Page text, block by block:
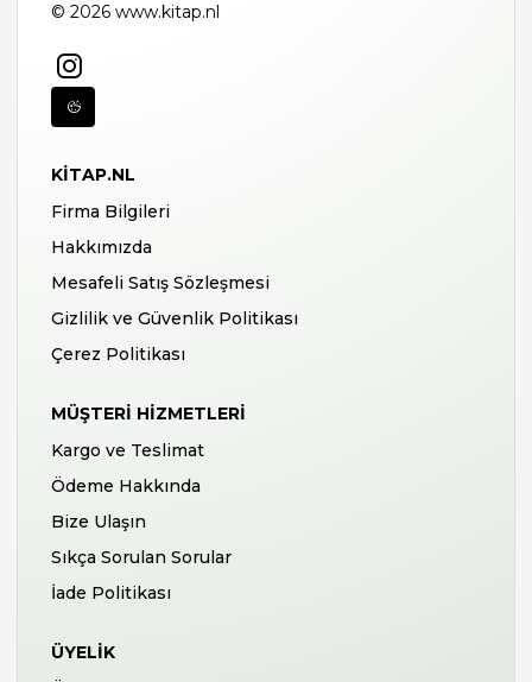
© 2026 www.kitap.nl
KITAP.NL
Firma Bilgileri
Hakkımızda
Mesafeli Satış Sözleşmesi
Gizlilik ve Güvenlik Politikası
Çerez Politikası
MÜŞTERI HIZMETLERI
Kargo ve Teslimat
Ödeme Hakkında
Bize Ulaşın
Sıkça Sorulan Sorular
İade Politikası
ÜYELIK